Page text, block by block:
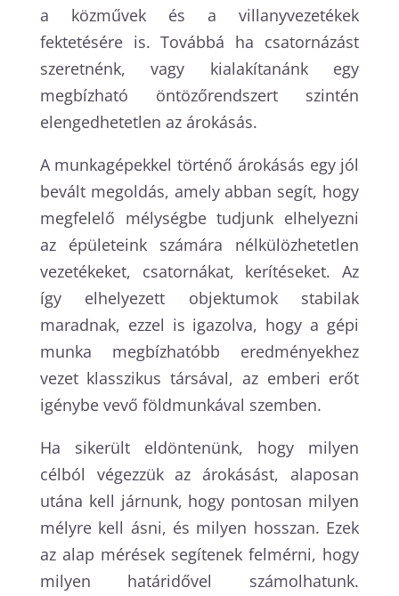
a közművek és a villanyvezetékek
fektetésére is. Továbbá ha csatornázást
szeretnénk, vagy kialakítanánk egy
megbízható öntözőrendszert szintén
elengedhetetlen az árokásás.
A munkagépekkel történő árokásás egy jól
bevált megoldás, amely abban segít, hogy
megfelelő mélységbe tudjunk elhelyezni
az épületeink számára nélkülözhetetlen
vezetékeket, csatornákat, kerítéseket. Az
így elhelyezett objektumok stabilak
maradnak, ezzel is igazolva, hogy a gépi
munka megbízhatóbb eredményekhez
vezet klasszikus társával, az emberi erőt
igénybe vevő földmunkával szemben.
Ha sikerült eldöntenünk, hogy milyen
célból végezzük az árokásást, alaposan
utána kell járnunk, hogy pontosan milyen
mélyre kell ásni, és milyen hosszan. Ezek
az alap mérések segítenek felmérni, hogy
milyen határidővel számolhatunk.